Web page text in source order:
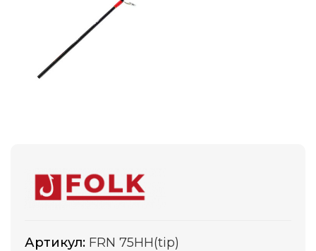
Артикул: FRN 75HH(tip)